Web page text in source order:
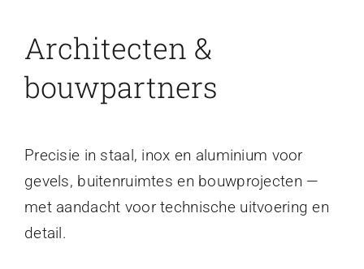
Architecten &
bouwpartners
Precisie in staal, inox en aluminium voor
gevels, buitenruimtes en bouwprojecten —
met aandacht voor technische uitvoering en
detail.